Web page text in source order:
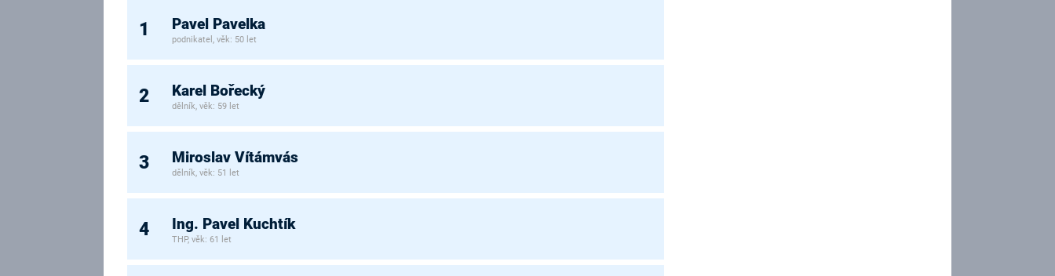
1 Pavel Pavelka
podnikatel, věk: 50 let
2 Karel Bořecký
dělník, věk: 59 let
3 Miroslav Vítámvás
dělník, věk: 51 let
4 Ing. Pavel Kuchtík
THP, věk: 61 let